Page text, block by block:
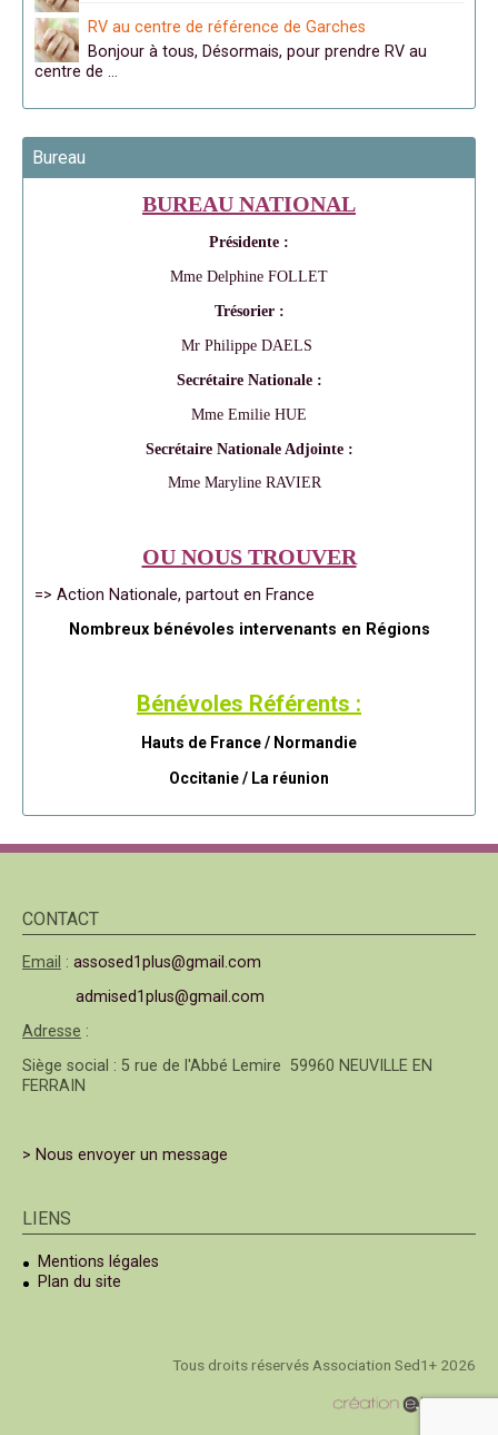
RV au centre de référence de Garches
Bonjour à tous, Désormais, pour prendre RV au
centre de …
Bureau
BUREAU NATIONAL
Présidente :
Mme Delphine FOLLET
Trésorier :
Mr Philippe DAELS
Secrétaire Nationale :
Mme Emilie HUE
Secrétaire Nationale Adjointe :
Mme Maryline RAVIER
OU NOUS TROUVER
=> Action Nationale, partout en France
Nombreux bénévoles intervenants en Régions
Bénévoles Référents :
Hauts de France / Normandie
Occitanie / La réunion
CONTACT
Email : assosed1plus@gmail.com
admised1plus@gmail.com
Adresse :
Siège social : 5 rue de l'Abbé Lemire 59960 NEUVILLE EN
FERRAIN
> Nous envoyer un message
LIENS
Mentions légales
Plan du site
Tous droits réservés Association Sed1+ 2026